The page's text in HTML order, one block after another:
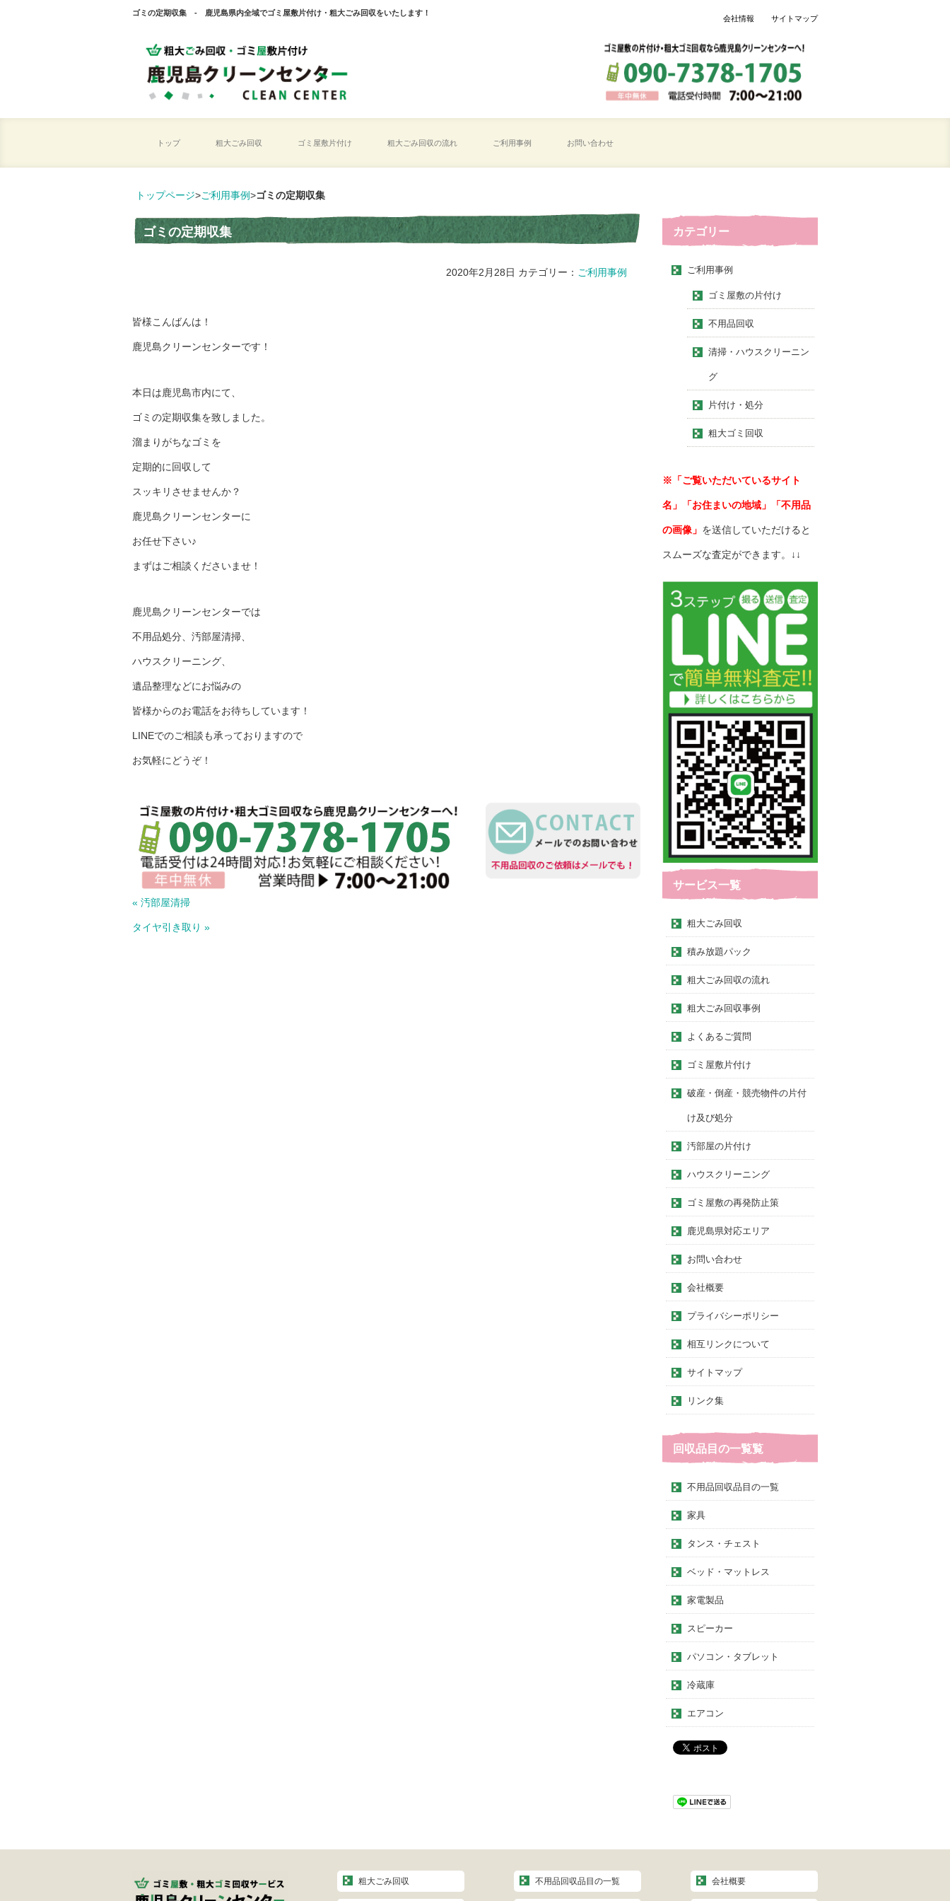
ゴミの定期収集 - 鹿児島県内全域でゴミ屋敷片付け・粗大ごみ回収をいたします！
会社情報 サイトマップ
トップ 粗大ごみ回収 ゴミ屋敷片付け 粗大ごみ回収の流れ ご利用事例 お問い合わせ
トップページ>ご利用事例>ゴミの定期収集
ゴミの定期収集
2020年2月28日 カテゴリー： ご利用事例
皆様こんばんは！
鹿児島クリーンセンターです！
本日は鹿児島市内にて、
ゴミの定期収集を致しました。
溜まりがちなゴミを
定期的に回収して
スッキリさせませんか？
鹿児島クリーンセンターに
お任せ下さい♪
まずはご相談くださいませ！
鹿児島クリーンセンターでは
不用品処分、汚部屋清掃、
ハウスクリーニング、
遺品整理などにお悩みの
皆様からのお電話をお待ちしています！
LINEでのご相談も承っておりますので
お気軽にどうぞ！
« 汚部屋清掃
タイヤ引き取り »
カテゴリー
ご利用事例
ゴミ屋敷の片付け
不用品回収
清掃・ハウスクリーニン
グ
片付け・処分
粗大ゴミ回収
※「ご覧いただいているサイト
名」「お住まいの地域」「不用品
の画像」 を送信していただけると
スムーズな査定ができます。↓↓
サービス一覧
粗大ごみ回収
積み放題パック
粗大ごみ回収の流れ
粗大ごみ回収事例
よくあるご質問
ゴミ屋敷片付け
破産・倒産・競売物件の片付
け及び処分
汚部屋の片付け
ハウスクリーニング
ゴミ屋敷の再発防止策
鹿児島県対応エリア
お問い合わせ
会社概要
プライバシーポリシー
相互リンクについて
サイトマップ
リンク集
回収品目の一覧覧
不用品回収品目の一覧
家具
タンス・チェスト
ベッド・マットレス
家電製品
スピーカー
パソコン・タブレット
冷蔵庫
エアコン
粗大ごみ回収 不用品回収品目の一覧 会社概要